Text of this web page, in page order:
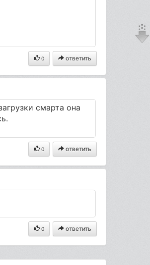
0 ответить
смарта она
0 ответить
0 ответить